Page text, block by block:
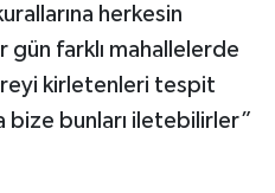
herkesin
gün farklı mahallelerde
kirletenleri tespit
bize bunları iletebilirler”